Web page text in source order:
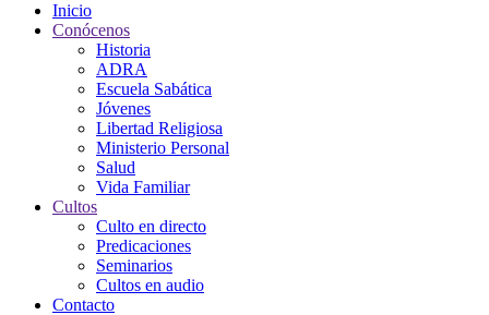
Inicio
Conócenos
Historia
ADRA
Escuela Sabática
Jóvenes
Libertad Religiosa
Ministerio Personal
Salud
Vida Familiar
Cultos
Culto en directo
Predicaciones
Seminarios
Cultos en audio
Contacto